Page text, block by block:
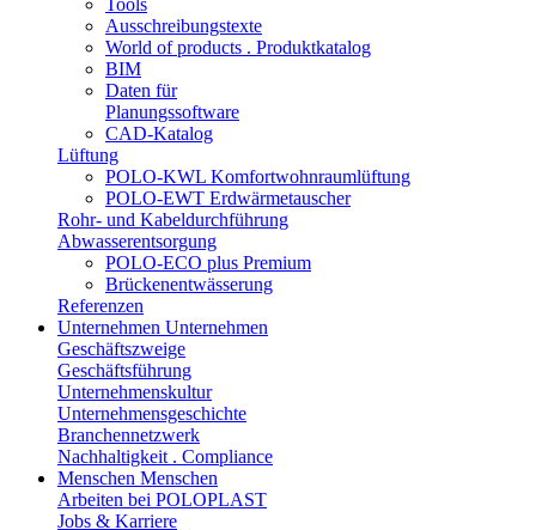
Tools
Ausschreibungstexte
World of products . Produktkatalog
BIM
Daten für
Planungssoftware
CAD-Katalog
Lüftung
POLO-KWL Komfortwohnraumlüftung
POLO-EWT Erdwärmetauscher
Rohr- und Kabeldurchführung
Abwasserentsorgung
POLO-ECO plus Premium
Brückenentwässerung
Referenzen
Unternehmen Unternehmen
Geschäftszweige
Geschäftsführung
Unternehmenskultur
Unternehmensgeschichte
Branchennetzwerk
Nachhaltigkeit . Compliance
Menschen Menschen
Arbeiten bei POLOPLAST
Jobs & Karriere